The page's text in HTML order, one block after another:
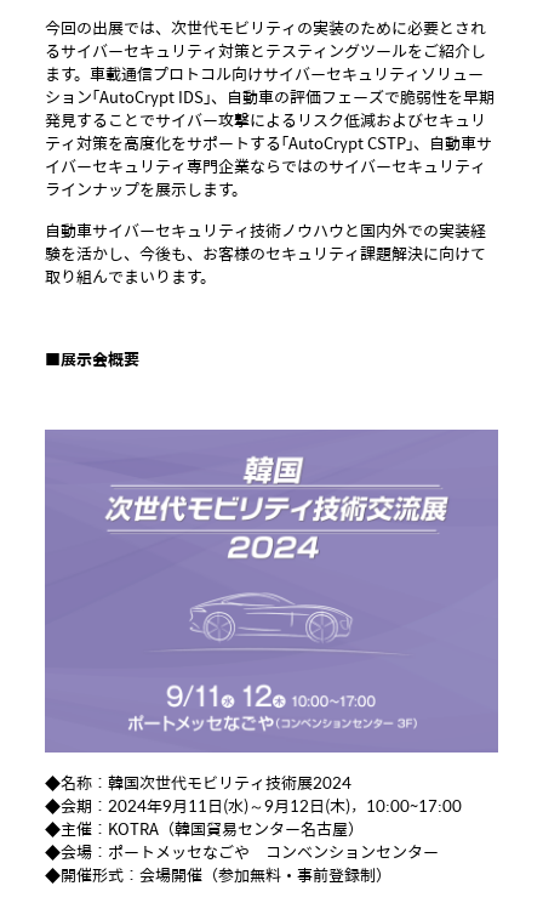
今回の出展では、次世代モビリティの実装のために必要とされ
るサイバーセキュリティ対策とテスティングツールをご紹介し
ます。車載通信プロトコル向けサイバーセキュリティソリュー
ション「AutoCrypt IDS」、自動車の評価フェーズで脆弱性を早期
発見することでサイバー攻撃によるリスク低減およびセキュリ
ティ対策を高度化をサポートする「AutoCrypt CSTP」、自動車サ
イバーセキュリティ専門企業ならではのサイバーセキュリティ
ラインナップを展示します。
自動車サイバーセキュリティ技術ノウハウと国内外での実装経
験を活かし、今後も、お客様のセキュリティ課題解決に向けて
取り組んでまいります。
■展示会概要
◆名称：韓国次世代モビリティ技術展2024
◆会期：2024年9月11日(水)～9月12日(木)，10:00~17:00
◆主催：KOTRA（韓国貿易センター名古屋）
◆会場：ポートメッセなごや コンベンションセンター
◆開催形式：会場開催（参加無料・事前登録制）